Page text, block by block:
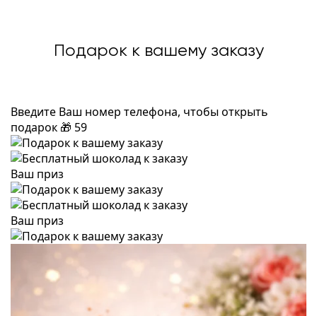
Подарок к вашему заказу
Введите Ваш номер телефона, чтобы открыть
подарок 🎁 59
Ваш приз
Ваш приз